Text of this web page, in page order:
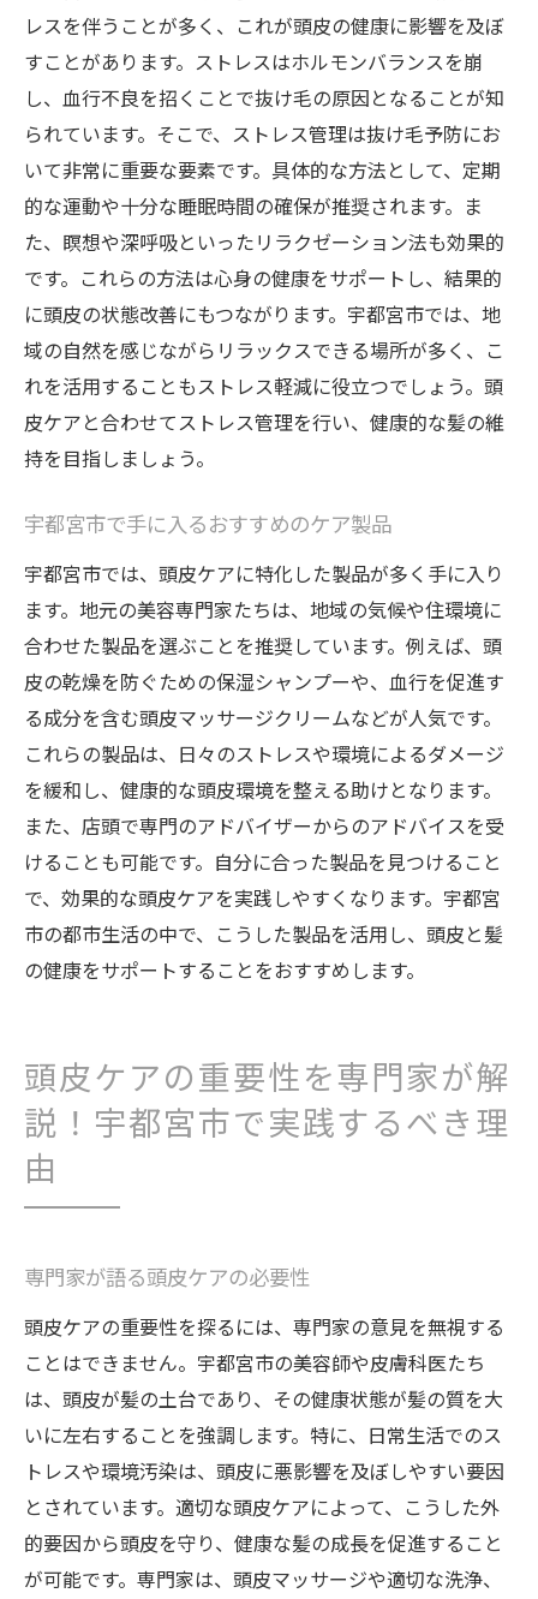
レスを伴うことが多く、これが頭皮の健康に影響を及ぼ
すことがあります。ストレスはホルモンバランスを崩
し、血行不良を招くことで抜け毛の原因となることが知
られています。そこで、ストレス管理は抜け毛予防にお
いて非常に重要な要素です。具体的な方法として、定期
的な運動や十分な睡眠時間の確保が推奨されます。ま
た、瞑想や深呼吸といったリラクゼーション法も効果的
です。これらの方法は心身の健康をサポートし、結果的
に頭皮の状態改善にもつながります。宇都宮市では、地
域の自然を感じながらリラックスできる場所が多く、こ
れを活用することもストレス軽減に役立つでしょう。頭
皮ケアと合わせてストレス管理を行い、健康的な髪の維
持を目指しましょう。
宇都宮市で手に入るおすすめのケア製品
宇都宮市では、頭皮ケアに特化した製品が多く手に入り
ます。地元の美容専門家たちは、地域の気候や住環境に
合わせた製品を選ぶことを推奨しています。例えば、頭
皮の乾燥を防ぐための保湿シャンプーや、血行を促進す
る成分を含む頭皮マッサージクリームなどが人気です。
これらの製品は、日々のストレスや環境によるダメージ
を緩和し、健康的な頭皮環境を整える助けとなります。
また、店頭で専門のアドバイザーからのアドバイスを受
けることも可能です。自分に合った製品を見つけること
で、効果的な頭皮ケアを実践しやすくなります。宇都宮
市の都市生活の中で、こうした製品を活用し、頭皮と髪
の健康をサポートすることをおすすめします。
頭皮ケアの重要性を専門家が解
説！宇都宮市で実践するべき理
由
専門家が語る頭皮ケアの必要性
頭皮ケアの重要性を探るには、専門家の意見を無視する
ことはできません。宇都宮市の美容師や皮膚科医たち
は、頭皮が髪の土台であり、その健康状態が髪の質を大
いに左右することを強調します。特に、日常生活でのス
トレスや環境汚染は、頭皮に悪影響を及ぼしやすい要因
とされています。適切な頭皮ケアによって、こうした外
的要因から頭皮を守り、健康な髪の成長を促進すること
が可能です。専門家は、頭皮マッサージや適切な洗浄、